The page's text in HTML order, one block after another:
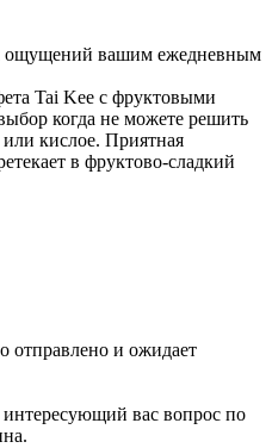
ощущений вашим ежедневным
Tai Kee с фруктовыми
когда не можете решить
или кислое. Приятная
в фруктово-сладкий
отправлено и ожидает
вас вопрос по